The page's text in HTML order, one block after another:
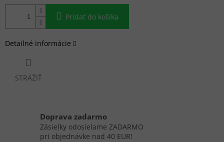
Pridať do košíka
Detailné informácie
STRÁŽIŤ
Doprava zadarmo
Zásielky odosielame ZADARMO
pri objednávke nad 40 EUR!